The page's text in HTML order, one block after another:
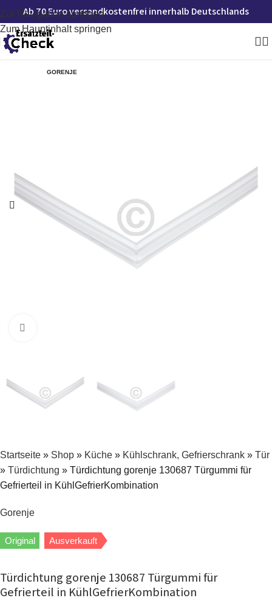
Zur Navigation springen
Zum Hauptinhalt springen
Ab 70 Euro versandkostenfrei innerhalb Deutschlands
GORENJE
Startseite » Shop » Küche » Kühlschrank, Gefrierschrank » Tür
» Türdichtung » Türdichtung gorenje 130687 Türgummi für
Gefrierteil in KühlGefrierKombination
Gorenje
Original Ausverkauft
Türdichtung gorenje 130687 Türgummi für
Gefrierteil in KühlGefrierKombination